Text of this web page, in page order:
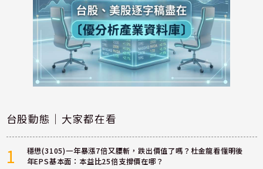
台股動態｜大家都在看
1
穩懋(3105)一年暴漲7倍又腰斬，跌出價值了嗎？杜金龍看懂明後
年EPS基本面：本益比25倍支撐價在哪？